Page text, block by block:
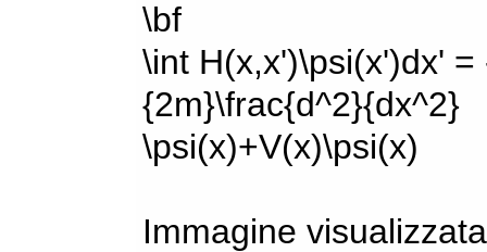
\bf
\int H(x,x')\psi(x')dx'
{2m}\frac{d^2}{dx^2}
\psi(x)+V(x)\psi(x)
Immagine